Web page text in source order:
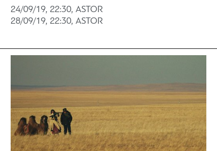
24/09/19, 22:30, ASTOR
28/09/19, 22:30, ASTOR